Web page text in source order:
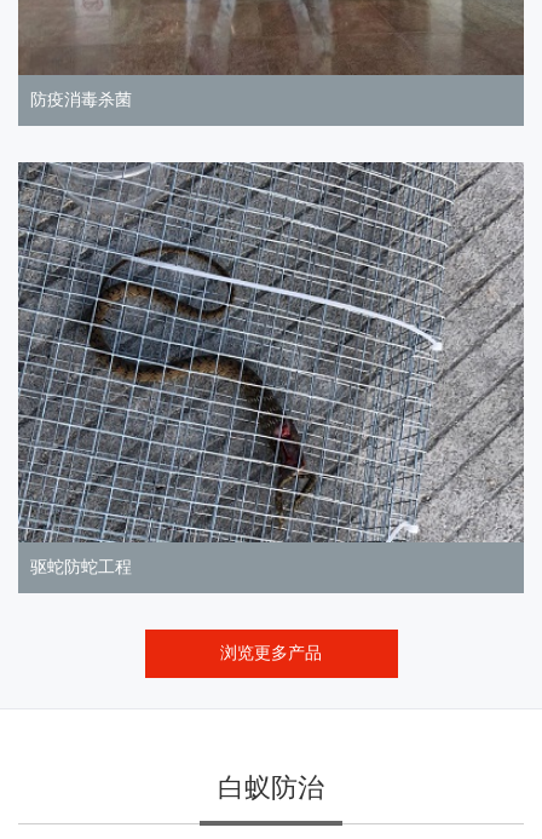
防疫消毒杀菌
驱蛇防蛇工程
浏览更多产品
白蚁防治